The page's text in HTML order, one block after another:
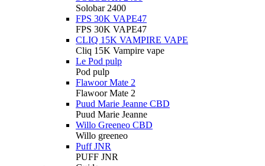
Solobar 2400
FPS 30K VAPE47
FPS 30K VAPE47
CLIQ 15K VAMPIRE VAPE
Cliq 15K Vampire vape
Le Pod pulp
Pod pulp
Flawoor Mate 2
Flawoor Mate 2
Puud Marie Jeanne CBD
Puud Marie Jeanne
Willo Greeneo CBD
Willo greeneo
Puff JNR
PUFF JNR